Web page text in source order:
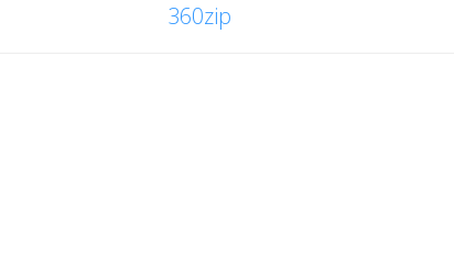
360zip